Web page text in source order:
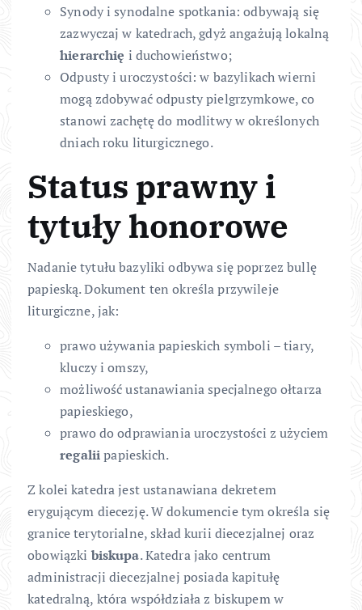
Synody i synodalne spotkania: odbywają się
zazwyczaj w katedrach, gdyż angażują lokalną
hierarchię i duchowieństwo;
Odpusty i uroczystości: w bazylikach wierni
mogą zdobywać odpusty pielgrzymkowe, co
stanowi zachętę do modlitwy w określonych
dniach roku liturgicznego.
Status prawny i
tytuły honorowe
Nadanie tytułu bazyliki odbywa się poprzez bullę
papieską. Dokument ten określa przywileje
liturgiczne, jak:
prawo używania papieskich symboli – tiary,
kluczy i omszy,
możliwość ustanawiania specjalnego ołtarza
papieskiego,
prawo do odprawiania uroczystości z użyciem
regaliipapieskich.
Z kolei katedra jest ustanawiana dekretem
erygującym diecezję. W dokumencie tym określa się
granice terytorialne, skład kurii diecezjalnej oraz
obowiązki biskupa. Katedra jako centrum
administracji diecezjalnej posiada kapitułę
katedralną, która współdziała z biskupem w